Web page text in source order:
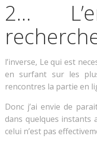
2…
l’inverse, Le qui est
en surfant sur les
rencontres la partie en
Donc j’ai envie de
dans quelques instants
celui n’est pas